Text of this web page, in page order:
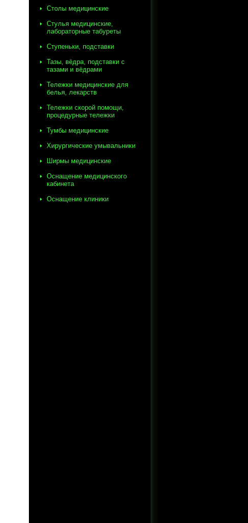
Столы медицинские
Стулья медицинские,
лабораторные табуреты
Ступеньки, подставки
Тазы, вёдра, подставки с
тазами и вёдрами
Тележки медицинские для
белья, лекарств
Тележки скорой помощи,
процедурные тележки
Тумбы медицинские
Хирургические умывальники
Ширмы медицинские
Оснащение медицинского
кабинета
Оснащение клиники